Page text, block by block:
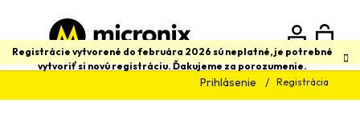
obsah
Registrácie vytvorené do februára 2026 sú neplatné, je potrebné
vytvoriť si novú registráciu. Ďakujeme za porozumenie.
Prihlásenie Registrácia
Hľadať